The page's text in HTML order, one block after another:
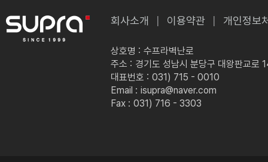
회사소개 이용약관 개인정보
상호명 : 수프라벽난로
주소 : 경기도 성남시 분당구 대왕판교로
대표번호 : 031) 715 - 0010
Email : isupra@naver.com
Fax : 031) 716 - 3303